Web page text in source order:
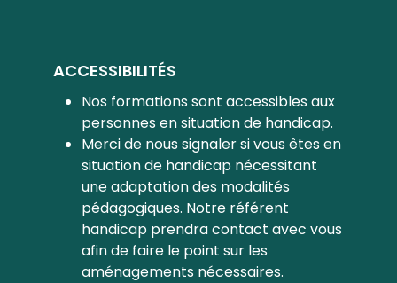
ACCESSIBILITÉS
Nos formations sont accessibles aux
personnes en situation de handicap.
Merci de nous signaler si vous êtes en
situation de handicap nécessitant
une adaptation des modalités
pédagogiques. Notre référent
handicap prendra contact avec vous
afin de faire le point sur les
aménagements nécessaires.